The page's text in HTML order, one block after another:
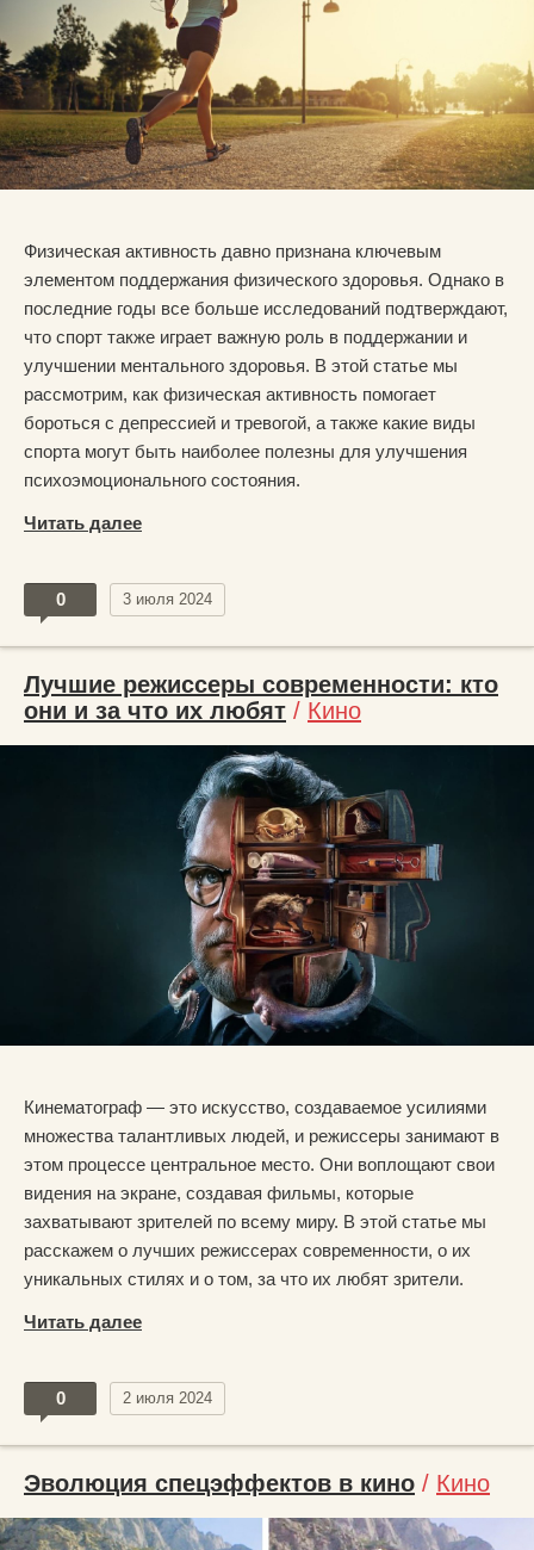
Физическая активность давно признана ключевым
элементом поддержания физического здоровья. Однако в
последние годы все больше исследований подтверждают,
что спорт также играет важную роль в поддержании и
улучшении ментального здоровья. В этой статье мы
рассмотрим, как физическая активность помогает
бороться с депрессией и тревогой, а также какие виды
спорта могут быть наиболее полезны для улучшения
психоэмоционального состояния.
Читать далее
0 3 июля 2024
Лучшие режиссеры современности: кто
они и за что их любят / Кино
Кинематограф — это искусство, создаваемое усилиями
множества талантливых людей, и режиссеры занимают в
этом процессе центральное место. Они воплощают свои
видения на экране, создавая фильмы, которые
захватывают зрителей по всему миру. В этой статье мы
расскажем о лучших режиссерах современности, о их
уникальных стилях и о том, за что их любят зрители.
Читать далее
0 2 июля 2024
Эволюция спецэффектов в кино / Кино